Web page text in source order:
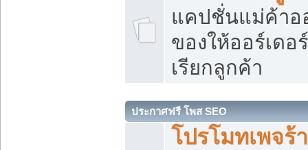
แคปชั่นแม่ค้าอ
ของให้ออร์เดอ
เรียกลูกค้า
ประกาศฟรี โพส SEO
โปรโมทเพจร้